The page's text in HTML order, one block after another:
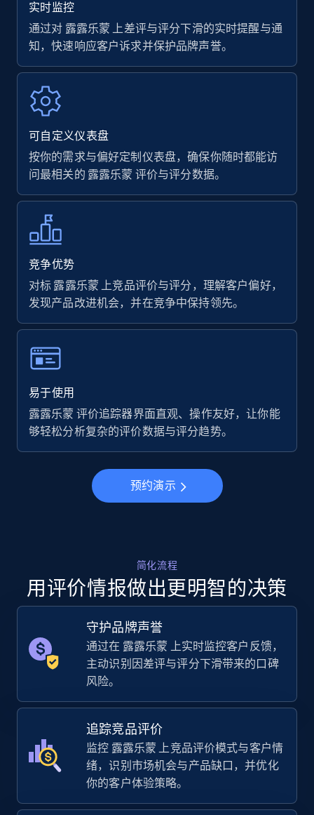
35.2K+ 5.7K+ 立即开始
Amazon Reviews
URL, Product name, Product rating, Product
rating object, Product rating max, Rating,
Author name, Asin, and more.
URL, Final price, Sku, Currency, Gtin,
Specifications, Image urls, Top reviews, and
more.
5.6K+
Walmart - products - Find new products by
using specific category URL
URL, Final price, Sku, Currency, Gtin,
Specifications, Image urls, Top reviews, and
Walmart - products - Collects products by
specific keywords
URL, Final price, Sku, Currency, Gtin,
Specifications, Image urls, Top reviews, and
more.
5.6K+ 874+ 立即开始
Walmart - products - Discover products by
using sku numbers
URL, Final price, Sku, Currency, Gtin,
实时监控
通过对 露露乐蒙 上差评与评分下滑的实时提醒与通
知，快速响应客户诉求并保护品牌声誉。
可自定义仪表盘
按你的需求与偏好定制仪表盘，确保你随时都能访
问最相关的 露露乐蒙 评价与评分数据。
竞争优势
对标 露露乐蒙 上竞品评价与评分，理解客户偏好，
发现产品改进机会，并在竞争中保持领先。
易于使用
露露乐蒙 评价追踪器界面直观、操作友好，让你能
够轻松分析复杂的评价数据与评分趋势。
预约演示
简化流程
用评价情报做出更明智的决策
守护品牌声誉
通过在 露露乐蒙 上实时监控客户反馈，
主动识别因差评与评分下滑带来的口碑
风险。
追踪竞品评价
监控 露露乐蒙 上竞品评价模式与客户情
绪，识别市场机会与产品缺口，并优化
你的客户体验策略。